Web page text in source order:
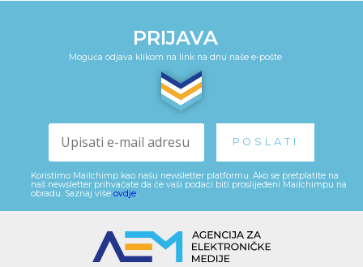
PRIJAVA
Moguća odjava klikom na link na dnu naše e-pošte
Koristimo Mailchimp kao našu newsletter platformu. Ako se pretplatite na
naš newsletter prihvaćate da će vaši podaci biti proslijeđeni Mailchimpu na
obradu. Saznaj više ovdje